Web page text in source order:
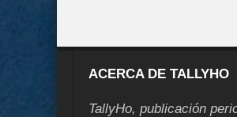
ACERCA DE TALLYHO
TallyHo, publicación